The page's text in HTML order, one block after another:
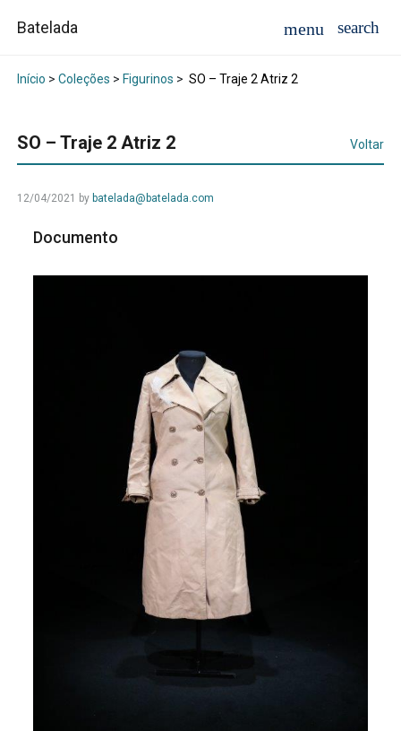
Batelada
Início > Coleções > Figurinos > SO – Traje 2 Atriz 2
SO – Traje 2 Atriz 2 Voltar
12/04/2021 by batelada@batelada.com
Documento